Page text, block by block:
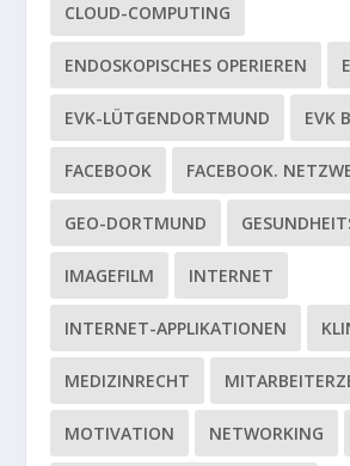
CLOUD-COMPUTING
ENDOSKOPISCHES OPERIEREN
EVK-LÜTGENDORTMUND EVK
FACEBOOK FACEBOOK.
GEO-DORTMUND
IMAGEFILM INTERNET
INTERNET-APPLIKATIONEN
MEDIZINRECHT
MOTIVATION NETWORKING